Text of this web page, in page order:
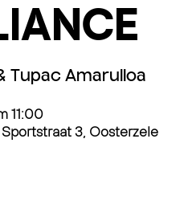
Tupac Amarulloa
11:00
3, Oosterzele